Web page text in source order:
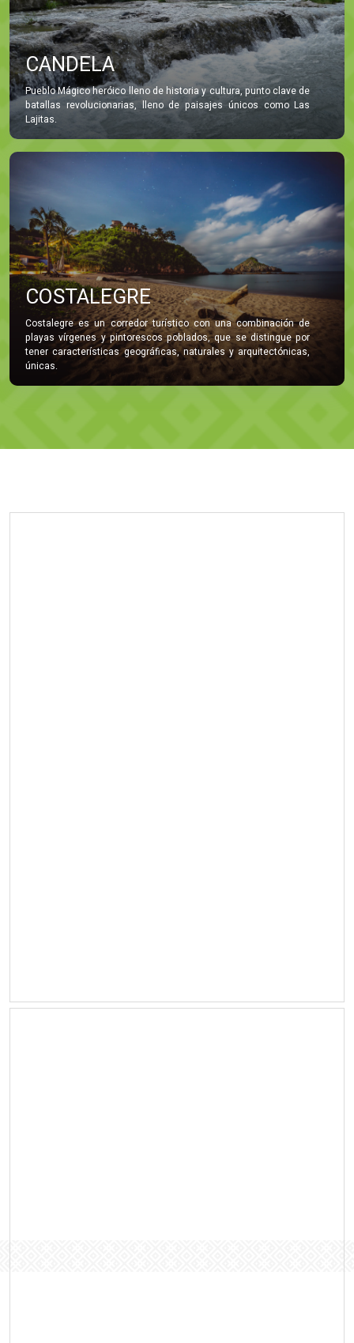
CANDELA
Pueblo Mágico heróico lleno de historia y cultura, punto clave de
batallas revolucionarias, lleno de paisajes únicos como Las
Lajitas.
COSTALEGRE
Costalegre es un corredor turístico con una combinación de
playas vírgenes y pintorescos poblados, que se distingue por
tener características geográficas, naturales y arquitectónicas,
únicas.